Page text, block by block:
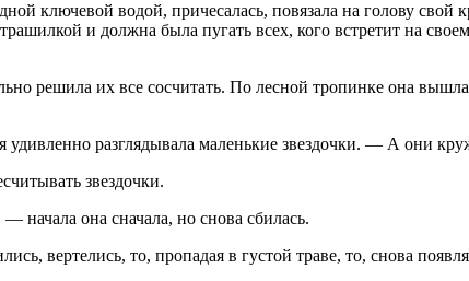
ключевой водой, причесалась, повязала на голову
и должна была пугать всех, кого встретит на
решила их все сосчитать. По лесной тропинке она
разглядывала маленькие звездочки. — А они
звездочки.
начала она сначала, но снова сбилась.
вертелись, то, пропадая в густой траве, то, снова